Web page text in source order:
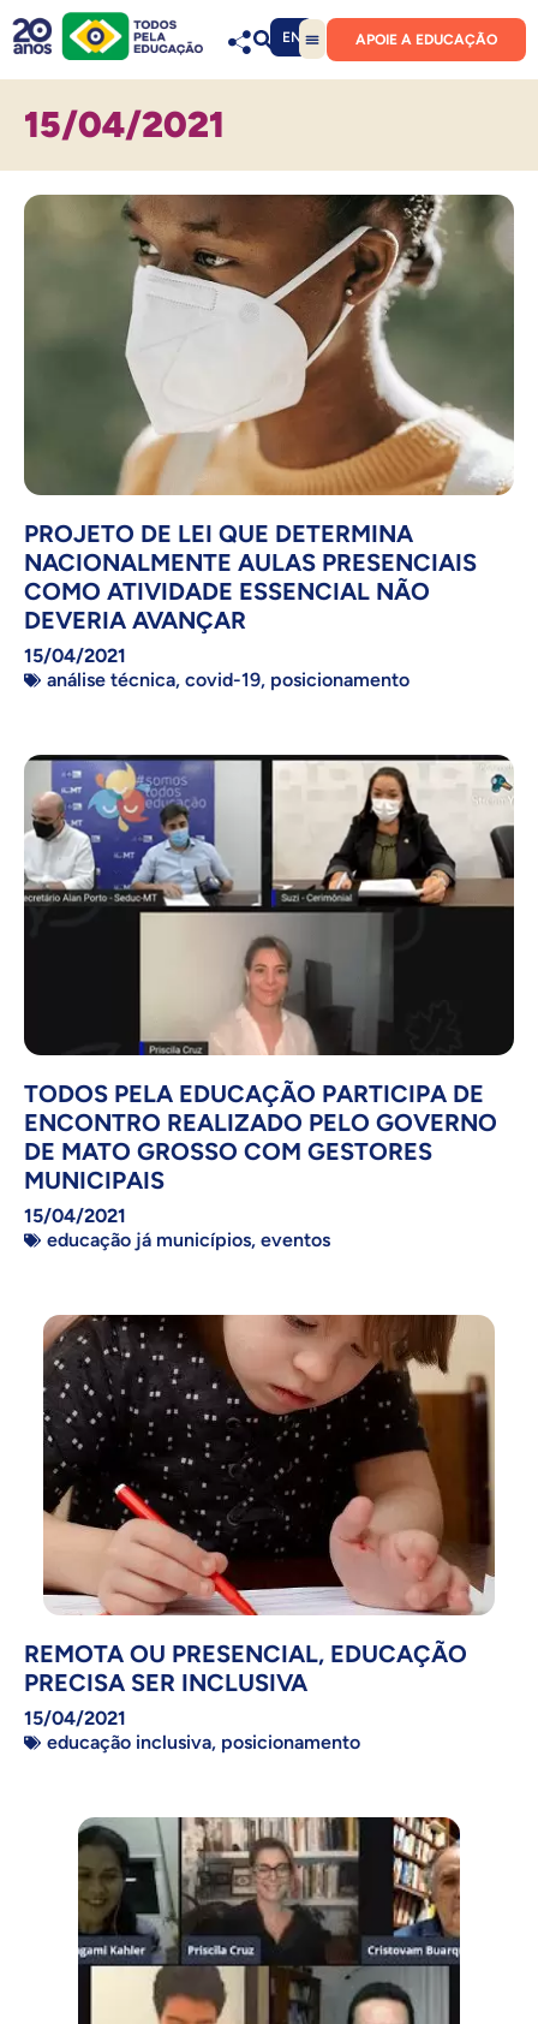
EN APOIE A EDUCAÇÃO
15/04/2021
PROJETO DE LEI QUE DETERMINA
NACIONALMENTE AULAS PRESENCIAIS
COMO ATIVIDADE ESSENCIAL NÃO
DEVERIA AVANÇAR
15/04/2021
análise técnica, covid-19, posicionamento
TODOS PELA EDUCAÇÃO PARTICIPA DE
ENCONTRO REALIZADO PELO GOVERNO
DE MATO GROSSO COM GESTORES
MUNICIPAIS
15/04/2021
educação já municípios, eventos
REMOTA OU PRESENCIAL, EDUCAÇÃO
PRECISA SER INCLUSIVA
15/04/2021
educação inclusiva, posicionamento